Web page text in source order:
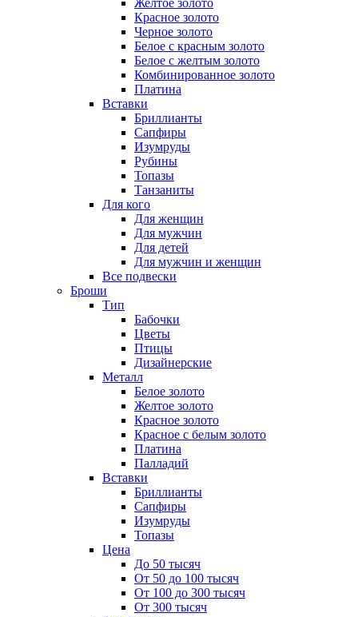
Желтое золото
Красное золото
Черное золото
Белое с красным золото
Белое с желтым золото
Комбинированное золото
Платина
Вставки
Бриллианты
Сапфиры
Изумруды
Рубины
Топазы
Танзаниты
Для кого
Для женщин
Для мужчин
Для детей
Для мужчин и женщин
Все подвески
Броши
Тип
Бабочки
Цветы
Птицы
Дизайнерские
Металл
Белое золото
Желтое золото
Красное золото
Красное с белым золото
Платина
Палладий
Вставки
Бриллианты
Сапфиры
Изумруды
Топазы
Цена
До 50 тысяч
От 50 до 100 тысяч
От 100 до 300 тысяч
От 300 тысяч